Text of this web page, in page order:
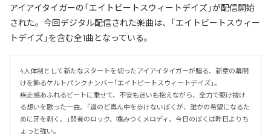
アイアイタイガーの「エイトビートスウィートデイズ」が配信開始
された。今回デジタル配信された楽曲は、「エイトビートスウィー
トデイズ」を含む全1曲となっている。
4人体制として新たなスタートを切ったアイアイタイガーが贈る、新章の幕開
けを飾るケルトパンクナンバー「エイトビートスウィートデイズ」。
疾走感あふれるビートに乗せて、不安も迷いも抱えながら、全力で駆け抜け
る想いを歌った一曲。「道のど真ん中を歩けないぼくが、誰かの希望になるた
めに牙を剥く。」弱者のロック、噛みつくメロディ。今日のぼくは昨日よりち
ょっと強い。